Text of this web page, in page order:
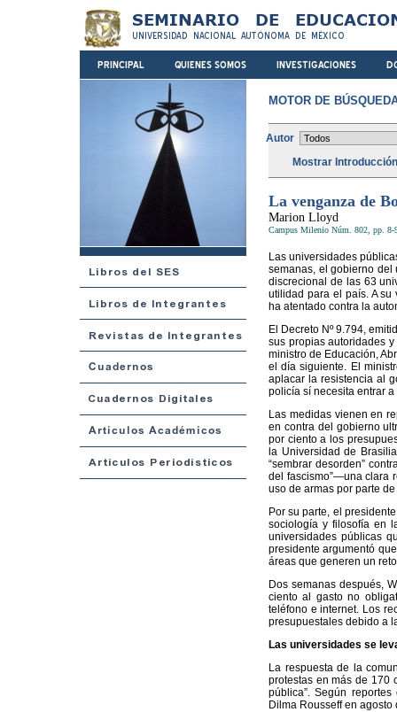
MOTOR DE
Autor
Mostrar
La venganza de
Marion Lloyd
Campus Milenio Núm. 802, pp. 8-
Las universidades
semanas, el gobierno del
discrecional de las 63
utilidad para el país. A
ha atentado contra la
El Decreto Nº 9.794,
sus propias autoridades
ministro de Educación,
el día siguiente. El
aplacar la resistencia al
policía sí necesita entrar
Las medidas vienen en
en contra del gobierno
por ciento a los
la Universidad de
“sembrar desorden”
del fascismo”—una clara
uso de armas por parte
Por su parte, el
sociología y filosofía en
universidades públicas
presidente argumentó
áreas que generen un
Dos semanas después,
ciento al gasto no
teléfono e internet. Los
presupuestales debido a
Las universidades se
La respuesta de la
protestas en más de 170
pública”. Según
Dilma Rousseff en